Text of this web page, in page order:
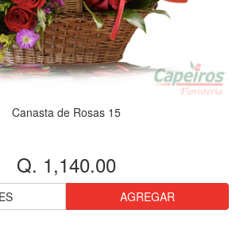
Canasta de Rosas 15
Q. 1,140.00
AGREGAR